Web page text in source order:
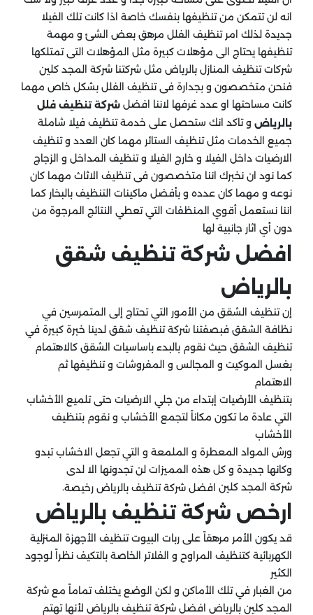
انه لن تتمكن من تنظيفها بنفسك خاصة اذا كانت تلك الفيلا
جديدة لذلك امر تنظيف الفلل مرهق بعض الشئ و مهمة
تنظيفها يحتاج الى مؤهلات كبيرة مثل المؤهلات التى تمتلكها
شركات تنظيف المنازل بالرياض مثل شركتنا شركة المجد كلين
فنحن متخصصون و بجدارة فى تنظيف الفلل بشكل خاص مهما
كانت مساحتها او عدد غرفها لاننا افضل شركة تنظيف فلل
بالرياض و تاكد انك ستحصل على خدمة تنظيف فيلا شاملة
جميع الخدمات مثل تنظيف الستائر مهما كان العدد و تنظيف
الارضيات داخل الفيلا و خارج الفيلا و تنظيف المداخل و الزجاج
كما نود ان نخبرك اننا متخصصون فى تنظيف الاثاث مهما كان
نوعه و مهما كان عدده و بأفضل ماكينات التنظيف بالبخار كما
اننا نستعمل أقوي المنظفات التي تعطي النتائج المرجوة من
دون أي اثار جانبية لها
افضل شركة تنظيف شقق
بالرياض
إن تنظيف الشقق من الأمور التي تحتاج إلى المتمرسين في
نظافة الشقق فبصفتنا شركة تنظيف شقق لدينا خبرة كبيرة في
تنظيف الشقق حيث نقوم بالبدء باساسيات الشقق كالاهتمام
بغسل الموكيت و المجالس و المفروشات و تنظيفها ثم
الاهتمام
بتنظيف الأرضيات إبتداء من جلي الارضيات حتى تلميع الأخشاب
التي عادة ما تكون مكاناً لتجمع الأخشاب و نقوم بتنظيف
الأخشاب
ورش المواد المعطرة و الملمعة و التي تجعل الاخشاب تبدو
وكانها جديدة و كل هذه المميزات لن تجدونها الا لدى
شركة المجد كلين افضل شركة تنظيف بالرياض رخيصة.
ارخص شركة تنظيف بالرياض
قد يكون الأمر مرهقاً على ربات البيوت تنظيف الأجهزة المنزلية
الكهربائية كتنظيف المراوح و الفلاتر الخاصة بالتكيف نظراً لوجود
الكثير
من الغبار في تلك الأماكن و لكن الوضع يختلف تماماً مع شركة
المجد كلين بالرياض افضل شركة تنظيف بالرياض لأنها تهتم